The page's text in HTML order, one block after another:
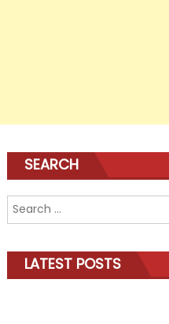
SEARCH
Search
for:
LATEST POSTS